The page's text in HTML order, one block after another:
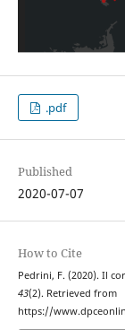
.pdf
Published
2020-07-07
How to Cite
Pedrini, F. (2020). Il
43(2). Retrieved from
https://